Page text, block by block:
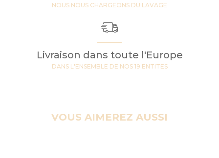
NOUS NOUS CHARGEONS DU LAVAGE
Livraison dans toute l'Europe
DANS L'ENSEMBLE DE NOS 19 ENTITES
VOUS AIMEREZ AUSSI